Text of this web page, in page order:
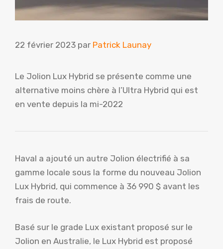
22 février 2023 par Patrick Launay
Le Jolion Lux Hybrid se présente comme une
alternative moins chère à l’Ultra Hybrid qui est
en vente depuis la mi-2022
Haval a ajouté un autre Jolion électrifié à sa
gamme locale sous la forme du nouveau Jolion
Lux Hybrid, qui commence à 36 990 $ avant les
frais de route.
Basé sur le grade Lux existant proposé sur le
Jolion en Australie, le Lux Hybrid est proposé